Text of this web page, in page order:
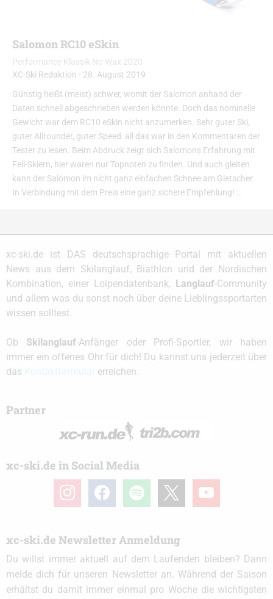
Salomon RC10 eSkin
Performance Klassik No Wax 2020
XC-Ski Redaktion - 28. August 2019
Günstig heißt (meist) schwer, womit der Salomon anhand der
Daten schnell abgeschrieben werden könnte. Doch das nominelle
Gewicht war dem RC10 eSkin nicht anzumerken. Sehr guter Ski,
guter Allrounder, guter Speed: all das war in den Kommentaren der
Tester zu lesen. Beim Abdruck zeigt sich Salomons Erfahrung mit
Fell-Skiern, hier waren nur Topnoten zu finden. Und auch gleiten
kann der Salomon im nicht ganz einfachen Schnee am Gletscher.
In Verbindung mit dem Preis eine ganz sichere Empfehlung! …
xc-ski.de ist DAS deutschsprachige Portal mit aktuellen
News aus dem Skilanglauf, Biathlon und der Nordischen
Kombination, einer Loipendatenbank, Langlauf-Community
und allem was du sonst noch über deine Lieblingssportarten
wissen solltest.
Ob Skilanglauf-Anfänger oder Profi-Sportler, wir haben
immer ein offenes Ohr für dich! Du kannst uns jederzeit über
das
erreichen.
Partner
xc-ski.de in Social Media
instagramfacebook spotify youtube
xc-ski.de Newsletter Anmeldung
Du willst immer aktuell auf dem Laufenden bleiben? Dann
melde dich für unseren Newsletter an. Während der Saison
erhältst du damit immer einmal pro Woche die wichtigsten